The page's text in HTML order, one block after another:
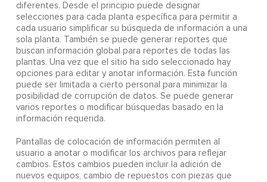
diferentes. Desde el principio puede designar
selecciones para cada planta específica para permitir a
cada usuario simplificar su búsqueda de información a una
sola planta. También se puede generar reportes que
buscan información global para reportes de todas las
plantas. Una vez que el sitio ha sido seleccionado hay
opciones para editar y anotar información. Esta función
puede ser limitada a cierto personal para minimizar la
posibilidad de corrupción de datos. Se puede generar
varios reportes o modificar búsquedas basado en la
información requerida.
Pantallas de colocación de información permiten al
usuario a anotar o modificar los archivos para reflejar
cambios. Estos cambios pueden incluir la adición de
nuevos equipos, cambio de repuestos con piezas que